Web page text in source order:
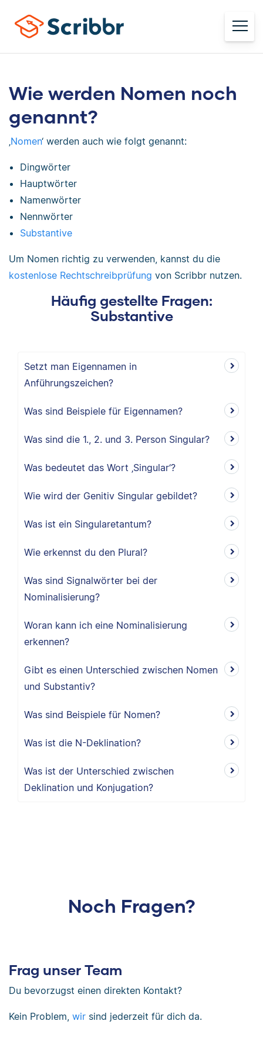
Wie werden Nomen noch
genannt?
‚Nomen‘ werden auch wie folgt genannt:
Dingwörter
Hauptwörter
Namenwörter
Nennwörter
Substantive
Um Nomen richtig zu verwenden, kannst du die
kostenlose Rechtschreibprüfung von Scribbr nutzen.
Häufig gestellte Fragen:
Substantive
Setzt man Eigennamen in
Anführungszeichen?
Was sind Beispiele für Eigennamen?
Was sind die 1., 2. und 3. Person Singular?
Was bedeutet das Wort ‚Singular‘?
Wie wird der Genitiv Singular gebildet?
Was ist ein Singularetantum?
Wie erkennst du den Plural?
Was sind Signalwörter bei der
Nominalisierung?
Woran kann ich eine Nominalisierung
erkennen?
Gibt es einen Unterschied zwischen Nomen
und Substantiv?
Was sind Beispiele für Nomen?
Was ist die N-Deklination?
Was ist der Unterschied zwischen
Deklination und Konjugation?
Noch Fragen?
Frag unser Team
Du bevorzugst einen direkten Kontakt?
Kein Problem, wir sind jederzeit für dich da.